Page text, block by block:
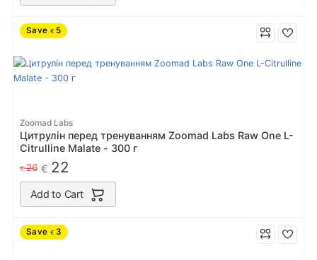
Save € 5
Zoomad Labs
Цитрулін перед тренуванням Zoomad Labs Raw One L-
Citrulline Malate - 300 г
€26 € 22
Add to Cart
Save € 3